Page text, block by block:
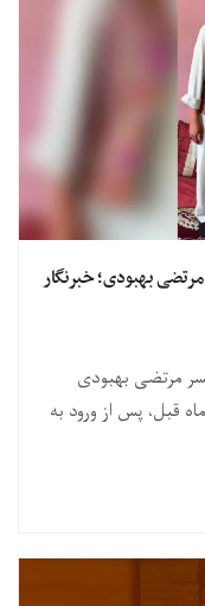
بهبودی؛ خبرنگار
مرتضی بهبودی
قبل، پس از ورود به